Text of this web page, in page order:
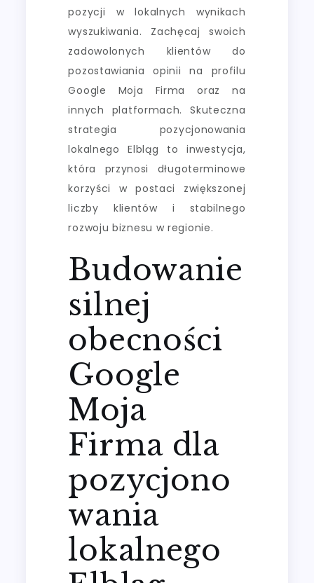
pozycji w lokalnych wynikach
wyszukiwania. Zachęcaj swoich
zadowolonych klientów do
pozostawiania opinii na profilu
Google Moja Firma oraz na
innych platformach. Skuteczna
strategia pozycjonowania
lokalnego Elbląg to inwestycja,
która przynosi długoterminowe
korzyści w postaci zwiększonej
liczby klientów i stabilnego
rozwoju biznesu w regionie.
Budowanie
silnej
obecności
Google
Moja
Firma dla
pozycjono
wania
lokalnego